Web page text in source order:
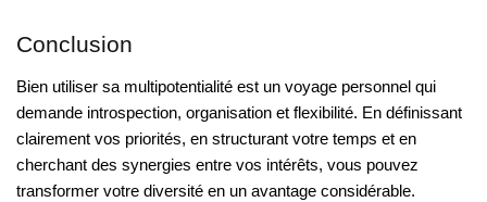
Conclusion
Bien utiliser sa multipotentialité est un voyage personnel qui
demande introspection, organisation et flexibilité. En définissant
clairement vos priorités, en structurant votre temps et en
cherchant des synergies entre vos intérêts, vous pouvez
transformer votre diversité en un avantage considérable.